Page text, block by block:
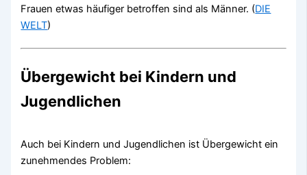
Frauen etwas häufiger betroffen sind als Männer. (DIE
WELT)
Übergewicht bei Kindern und
Jugendlichen
Auch bei Kindern und Jugendlichen ist Übergewicht ein
zunehmendes Problem: